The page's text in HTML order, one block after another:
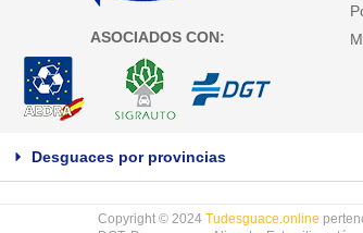
ASOCIADOS CON:
Desguaces por provincias
Copyright © 2024 Tudesguace.online